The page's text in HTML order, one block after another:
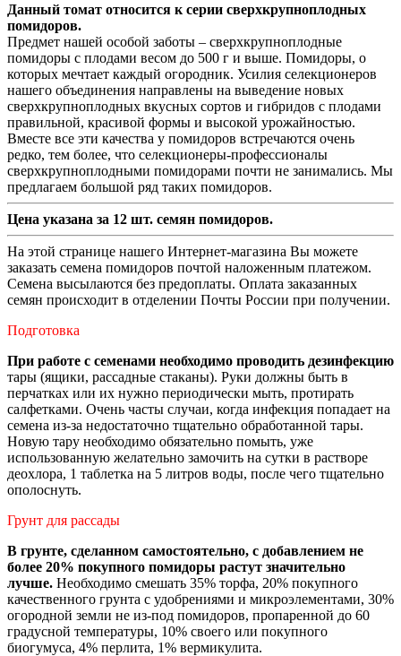
Данный томат относится к серии сверхкрупноплодных
помидоров.
Предмет нашей особой заботы – сверхкрупноплодные
помидоры с плодами весом до 500 г и выше. Помидоры, о
которых мечтает каждый огородник. Усилия селекционеров
нашего объединения направлены на выведение новых
сверхкрупноплодных вкусных сортов и гибридов с плодами
правильной, красивой формы и высокой урожайностью.
Вместе все эти качества у помидоров встречаются очень
редко, тем более, что селекционеры-профессионалы
сверхкрупноплодными помидорами почти не занимались. Мы
предлагаем большой ряд таких помидоров.
Цена указана за 12 шт. семян помидоров.
На этой странице нашего Интернет-магазина Вы можете
заказать семена помидоров почтой наложенным платежом.
Семена высылаются без предоплаты. Оплата заказанных
семян происходит в отделении Почты России при получении.
Подготовка
При работе с семенами необходимо проводить дезинфекцию
тары (ящики, рассадные стаканы). Руки должны быть в
перчатках или их нужно периодически мыть, протирать
салфетками. Очень часты случаи, когда инфекция попадает на
семена из-за недостаточно тщательно обработанной тары.
Новую тару необходимо обязательно помыть, уже
использованную желательно замочить на сутки в растворе
деохлора, 1 таблетка на 5 литров воды, после чего тщательно
ополоснуть.
Грунт для рассады
В грунте, сделанном самостоятельно, с добавлением не
более 20% покупного помидоры растут значительно
лучше. Необходимо смешать 35% торфа, 20% покупного
качественного грунта с удобрениями и микроэлементами, 30%
огородной земли не из-под помидоров, пропаренной до 60
градусной температуры, 10% своего или покупного
биогумуса, 4% перлита, 1% вермикулита.